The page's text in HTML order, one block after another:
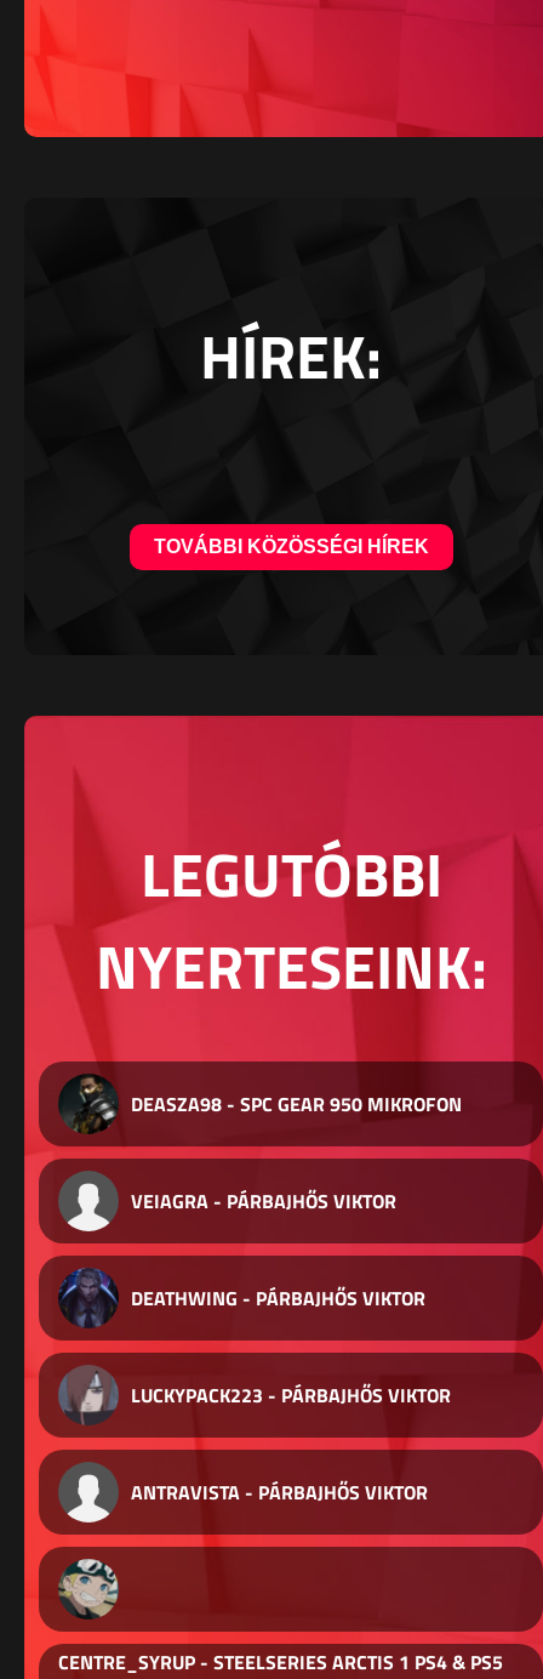
HÍREK:
TOVÁBBI KÖZÖSSÉGI HÍREK
LEGUTÓBBI
NYERTESEINK:
DEASZA98 - SPC GEAR 950 MIKROFON
VEIAGRA - PÁRBAJHŐS VIKTOR
DEATHWING - PÁRBAJHŐS VIKTOR
LUCKYPACK223 - PÁRBAJHŐS VIKTOR
ANTRAVISTA - PÁRBAJHŐS VIKTOR
CENTRE_SYRUP - STEELSERIES ARCTIS 1 PS4 & PS5